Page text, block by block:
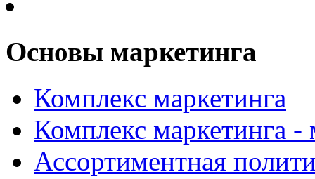
Основы маркетинга
Комплекс маркетинга
Комплекс маркетинга
Ассортиментная